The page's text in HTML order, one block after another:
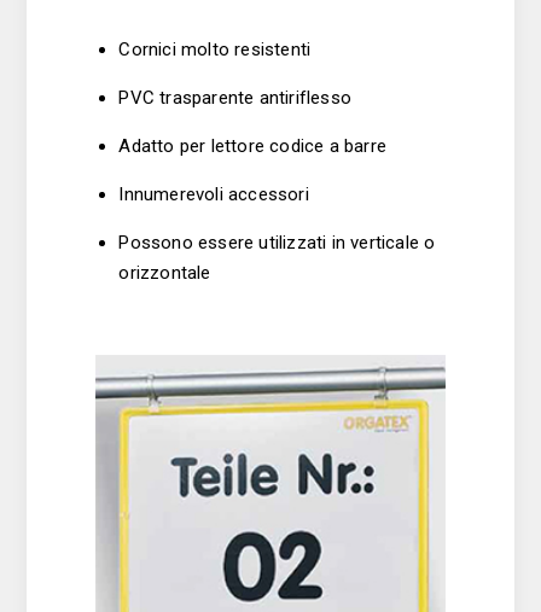
Cornici molto resistenti
PVC trasparente antiriflesso
Adatto per lettore codice a barre
Innumerevoli accessori
Possono essere utilizzati in verticale o
orizzontale